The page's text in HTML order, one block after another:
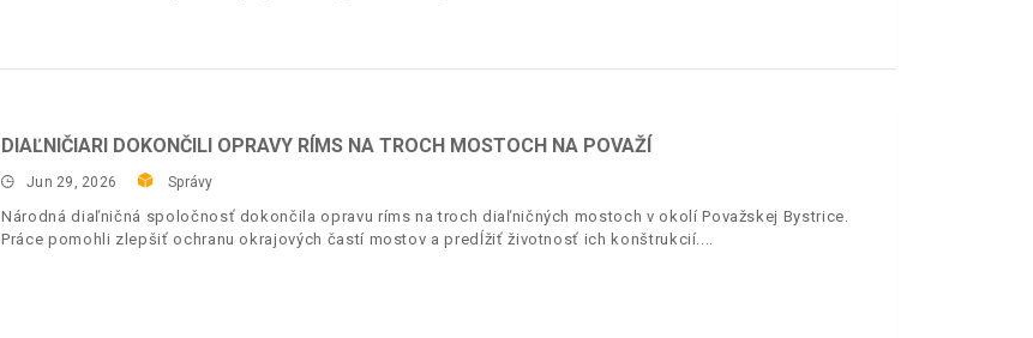
DIAĽNIČIARI DOKONČILI OPRAVY RÍMS NA TROCH MOSTOCH NA POVAŽÍ
Jun 29, 2026 Správy
Národná diaľničná spoločnosť dokončila opravu ríms na troch diaľničných mostoch v okolí Považskej Bystrice.
Práce pomohli zlepšiť ochranu okrajových častí mostov a predĺžiť životnosť ich konštrukcií.